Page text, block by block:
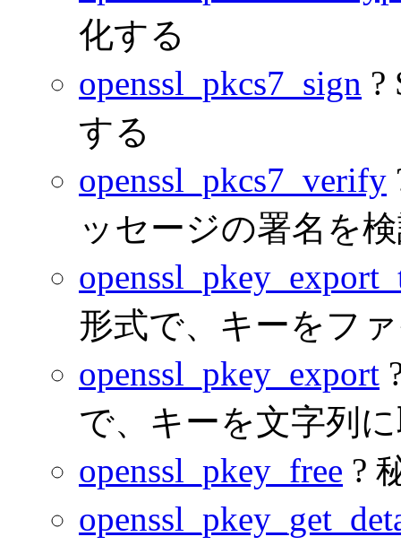
化する
openssl_pkcs7_sign ?
する
openssl_pkcs7_verify
ッセージの署名を
形式で、キーをフ
openssl_pkey_export
で、キーを文字列
openssl_pkey_free ?